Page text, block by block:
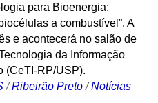
para Bioenergia:
a combustível”. A
e acontecerá no salão de
da Informação
(CeTI-RP/USP).
/Ribeirão Preto /Notícias